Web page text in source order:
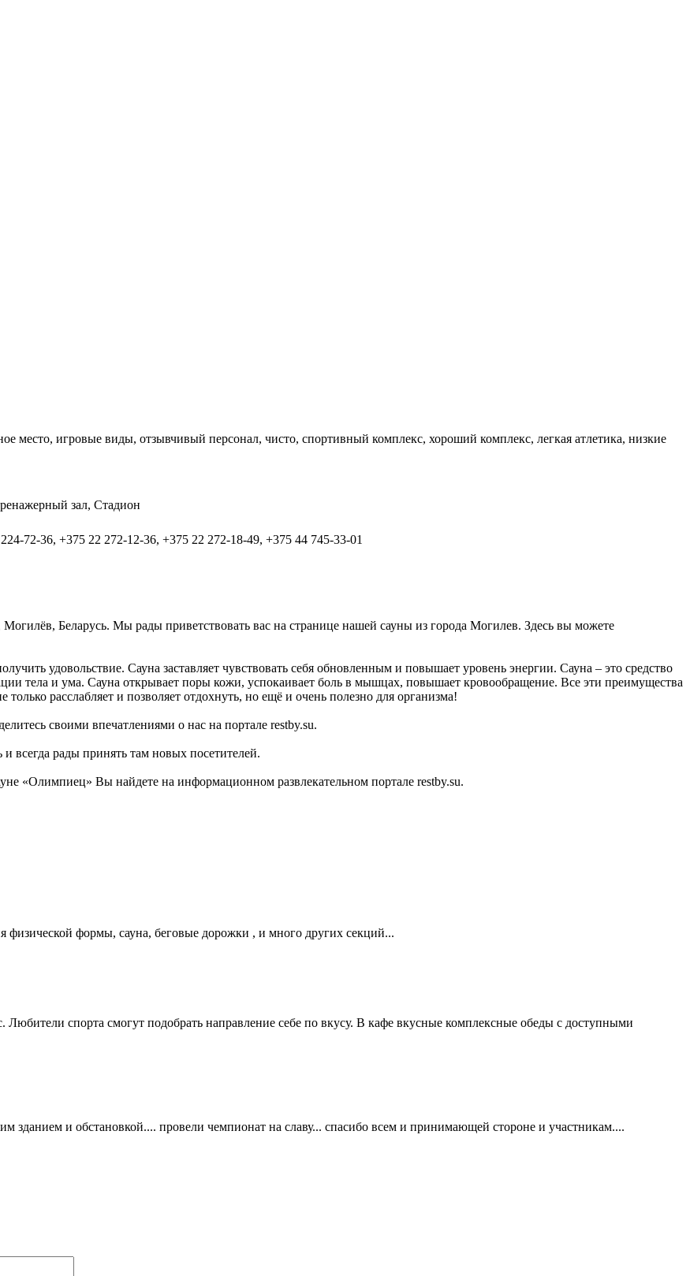
место, игровые виды, отзывчивый персонал, чисто, спортивный комплекс, хороший комплекс, легкая атлетика, низкие
зал, Стадион
72-36, +375 22 272-12-36, +375 22 272-18-49, +375 44 745-33-01
Беларусь. Мы рады приветствовать вас на странице нашей сауны из города Могилев. Здесь вы можете
удовольствие. Сауна заставляет чувствовать себя обновленным и повышает уровень энергии. Сауна – это средство
тела и ума. Сауна открывает поры кожи, успокаивает боль в мышцах, повышает кровообращение. Все эти преимущества
расслабляет и позволяет отдохнуть, но ещё и очень полезно для организма!
своими впечатлениями о нас на портале restby.su.
всегда рады принять там новых посетителей.
«Олимпиец» Вы найдете на информационном развлекательном портале restby.su.
физической формы, сауна, беговые дорожки , и много других секций...
спорта смогут подобрать направление себе по вкусу. В кафе вкусные комплексные обеды с доступными
зданием и обстановкой.... провели чемпионат на славу... спасибо всем и принимающей стороне и участникам....